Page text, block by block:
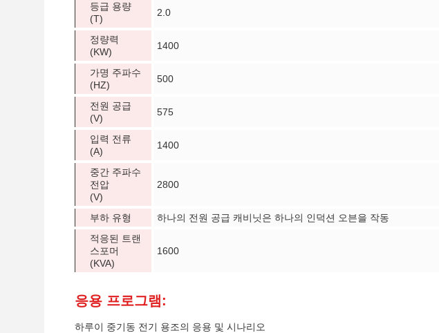
등급 용량
(T)
2.0
정량력
(KW)
1400
가명 주파수
(HZ)
500
전원 공급
(V)
575
입력 전류
(A)
1400
중간 주파수
전압
(V)
2800
부하 유형
하나의 전원 공급 캐비닛은 하나의 인덕션 오븐을 작동
적응된 트랜
스포머
(KVA)
1600
응용 프로그램:
하루이 중기동 전기 용조의 응용 및 시나리오